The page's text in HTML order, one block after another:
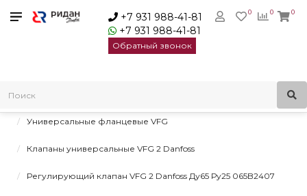
+7 931 988-41-81
+7 931 988-41-81
Обратный звонок
0
0 0
температуры
Универсальные фланцевые VFG
Клапаны универсальные VFG 2 Danfoss
Регулирующий клапан VFG 2 Danfoss Ду65 Ру25 065B2407